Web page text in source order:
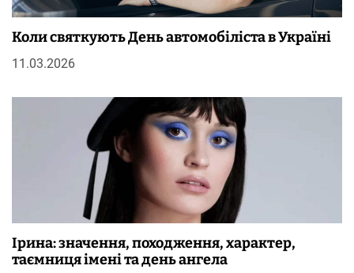
Коли святкують День автомобіліста в Україні
11.03.2026
Ірина: значення, походження, характер,
таємниця імені та день ангела